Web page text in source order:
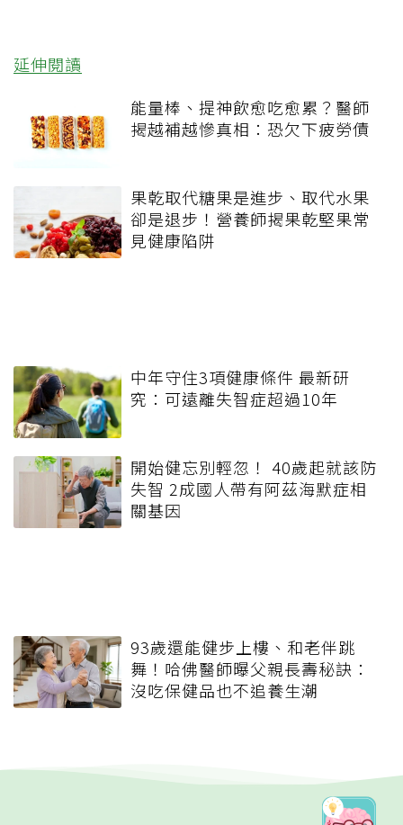
延伸閱讀
能量棒、提神飲愈吃愈累？醫師
揭越補越慘真相：恐欠下疲勞債
果乾取代糖果是進步、取代水果
卻是退步！營養師揭果乾堅果常
見健康陷阱
中年守住3項健康條件 最新研
究：可遠離失智症超過10年
開始健忘別輕忽！ 40歲起就該防
失智 2成國人帶有阿茲海默症相
關基因
93歲還能健步上樓、和老伴跳
舞！哈佛醫師曝父親長壽秘訣：
沒吃保健品也不追養生潮